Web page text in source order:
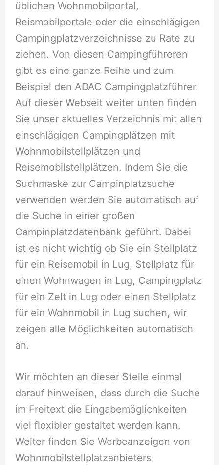
üblichen Wohnmobilportal,
Reismobilportale oder die einschlägigen
Campingplatzverzeichnisse zu Rate zu
ziehen. Von diesen Campingführeren
gibt es eine ganze Reihe und zum
Beispiel den ADAC Campingplatzführer.
Auf dieser Webseit weiter unten finden
Sie unser aktuelles Verzeichnis mit allen
einschlägigen Campingplätzen mit
Wohnmobilstellplätzen und
Reisemobilstellplätzen. Indem Sie die
Suchmaske zur Campinplatzsuche
verwenden werden Sie automatisch auf
die Suche in einer großen
Campinplatzdatenbank geführt. Dabei
ist es nicht wichtig ob Sie ein Stellplatz
für ein Reisemobil in Lug, Stellplatz für
einen Wohnwagen in Lug, Campingplatz
für ein Zelt in Lug oder einen Stellplatz
für ein Wohnmobil in Lug suchen, wir
zeigen alle Möglichkeiten automatisch
an.
Wir möchten an dieser Stelle einmal
darauf hinweisen, dass durch die Suche
im Freitext die Eingabemöglichkeiten
viel flexibler gestaltet werden kann.
Weiter finden Sie Werbeanzeigen von
Wohnmobilstellplatzanbieters